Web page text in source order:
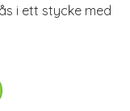
i ett stycke med